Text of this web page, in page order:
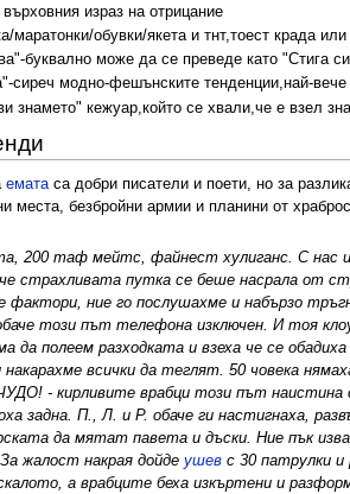
израз на отрицание
маратонки/обувки/якета и тнт,тоест крада
буквално може да се преведе като "Стига
сиреч модно-фешънските тенденции,най-
знамето" кежуар,който се хвали,че е взел
ематаса добри писатели и поети, но за
места, безбройни армии и планини от
200 таф мейтс, файнест хулиганс. С нас
страхливата путка се беше насрала от
ние го послушахме и набързо
този път телефона изключен. И тоя
да полеем разходката и взеха че се
всички да теглят. 50 човека
- кирливите врабци този път
задна. П., Л. и Р. обаче ги настигнаха,
да мятат павета и дъски. Ние пък
жалост накрая дойде ушевс 30 патрулки и
а врабците беха изкъртени и